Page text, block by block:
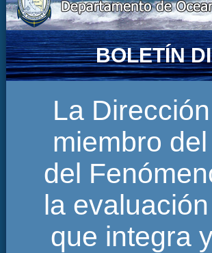
BOLETÍN
La
miembro
del
la
que integra